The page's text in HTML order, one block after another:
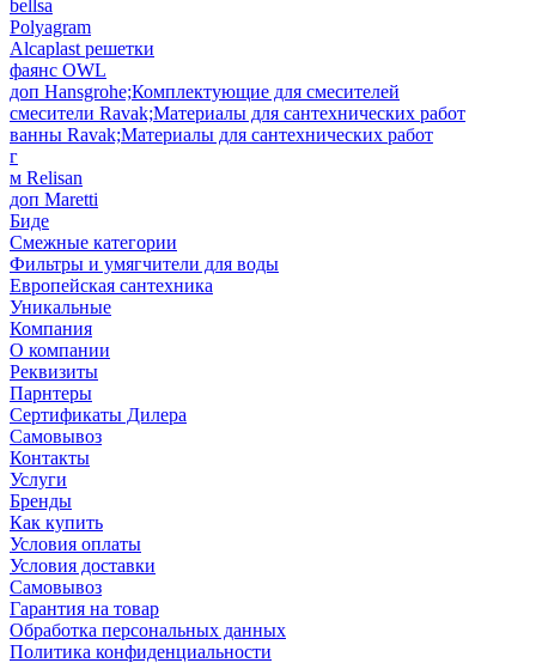
bellsa
Polyagram
Alcaplast решетки
фаянс OWL
доп Hansgrohe;Комплектующие для смесителей
смесители Ravak;Материалы для сантехнических работ
ванны Ravak;Материалы для сантехнических работ
г
м Relisan
доп Maretti
Биде
Смежные категории
Фильтры и умягчители для воды
Европейская сантехника
Уникальные
Компания
О компании
Реквизиты
Парнтеры
Сертификаты Дилера
Самовывоз
Контакты
Услуги
Бренды
Как купить
Условия оплаты
Условия доставки
Самовывоз
Гарантия на товар
Обработка персональных данных
Политика конфиденциальности